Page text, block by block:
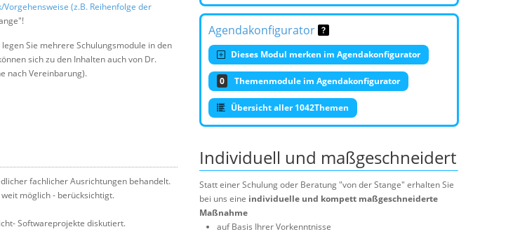
Vorgehensweise (z.B. Reihenfolge der
Sie mehrere Schulungsmodule in den
sich zu den Inhalten auch von Dr.
nach Vereinbarung).
Agendakonfigurator
Dieses Modul merken im Agendakonfigurator
0 Themenmodule im Agendakonfigurator
Übersicht aller 1042Themen
fachlicher Ausrichtungen behandelt.
möglich - berücksichtigt.
Softwareprojekte diskutiert.
Individuell und maßgeschneidert
Statt einer Schulung oder Beratung "von der Stange" erhalten Sie
bei uns eine individuelle und kompett maßgeschneiderte
Maßnahme
auf Basis Ihrer Vorkenntnisse